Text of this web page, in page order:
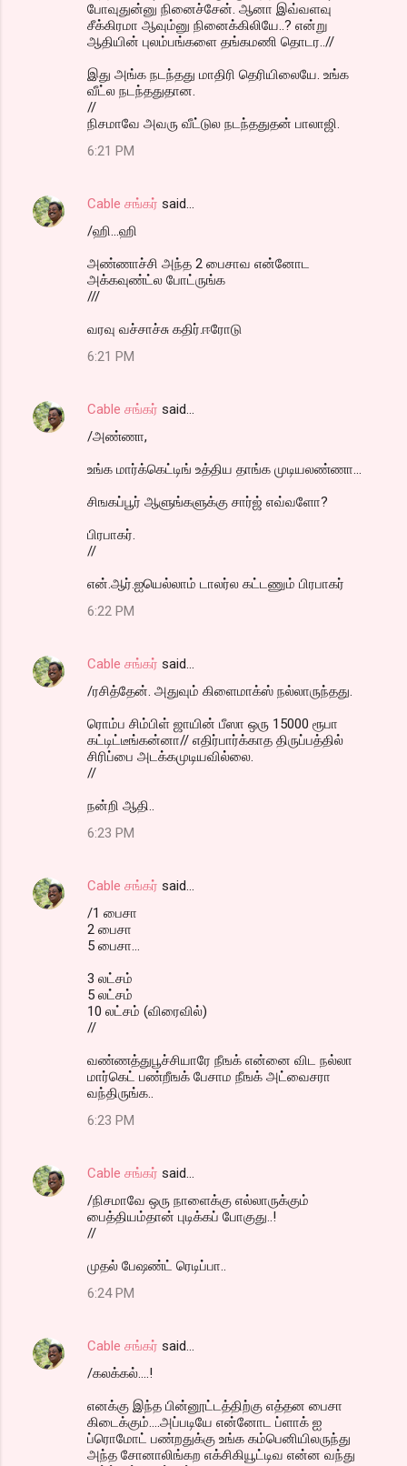
போவுதுன்னு நினைச்சேன். ஆனா இவ்வளவு
சீக்கிரமா ஆவும்னு நினைக்கிலியே..? என்று
ஆதியின் புலம்பங்களை தங்கமணி தொடர..//
இது அங்க நடந்தது மாதிரி தெரியிலையே. உங்க
வீட்ல நடந்ததுதான.
//
நிசமாவே அவரு வீட்டுல நடந்ததுதன் பாலாஜி.
6:21 PM
Cable சங்கர் said…
/ஹி...ஹி
அண்ணாச்சி அந்த 2 பைசாவ என்னோட
அக்கவுண்ட்ல போட்ருங்க
///
வரவு வச்சாச்சு கதிர்.ஈரோடு
6:21 PM
Cable சங்கர் said…
/அண்ணா,
உங்க மார்க்கெட்டிங் உத்திய தாங்க முடியலண்ணா...
சிஙகப்பூர் ஆளுங்களுக்கு சார்ஜ் எவ்வளோ?
பிரபாகர்.
//
என்.ஆர்.ஐயெல்லாம் டாலர்ல கட்டணும் பிரபாகர்
6:22 PM
Cable சங்கர் said…
/ரசித்தேன். அதுவும் கிளைமாக்ஸ் நல்லாருந்தது.
ரொம்ப சிம்பிள் ஜாயின் பீஸா ஒரு 15000 ரூபா
கட்டிட்டீங்கன்னா// எதிர்பார்க்காத திருப்பத்தில்
சிரிப்பை அடக்கமுடியவில்லை.
//
நன்றி ஆதி..
6:23 PM
Cable சங்கர் said…
/1 பைசா
2 பைசா
5 பைசா...
3 லட்சம்
5 லட்சம்
10 லட்சம் (விரைவில்)
//
வண்ணத்துபூச்சியாரே நீஙக் என்னை விட நல்லா
மார்கெட் பண்றீஙக் பேசாம நீஙக் அட்வைசரா
வந்திருங்க..
6:23 PM
Cable சங்கர் said…
/நிசமாவே ஒரு நாளைக்கு எல்லாருக்கும்
பைத்தியம்தான் புடிக்கப் போகுது..!
//
முதல் பேஷண்ட் ரெடிப்பா..
6:24 PM
Cable சங்கர் said…
/கலக்கல்....!
எனக்கு இந்த பின்னூட்டத்திற்கு எத்தன பைசா
கிடைக்கும்....அப்படியே என்னோட ப்ளாக் ஐ
ப்ரொமோட் பண்றதுக்கு உங்க கம்பெனியிலருந்து
அந்த சோனாலிங்கற எக்சிகியூட்டிவ என்ன வந்து